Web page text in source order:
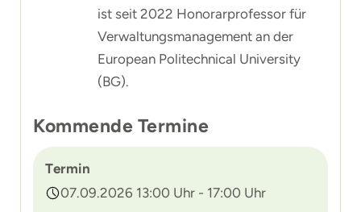
ist seit 2022 Honorarprofessor für
Verwaltungsmanagement an der
European Politechnical University
(BG).
Kommende Termine
Termin
07.09.2026 13:00 Uhr - 17:00 Uhr